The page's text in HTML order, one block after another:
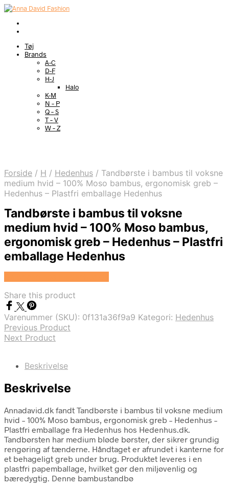
Tøj
Brands
A-C
D-F
H-J
Halo
K-M
N – P
Q – S
T – V
W – Z
Forside / H / Hedenhus / Tandbørste i bambus til voksne
medium hvid – 100% Moso bambus, ergonomisk greb –
Hedenhus – Plastfri emballage Hedenhus
Tandbørste i bambus til voksne
medium hvid – 100% Moso bambus,
ergonomisk greb – Hedenhus – Plastfri
emballage Hedenhus
Share this product
Varenummer (SKU): 0f131a36f9a9 Kategori: Hedenhus
Previous Product
Next Product
Beskrivelse
Beskrivelse
Annadavid.dk fandt Tandbørste i bambus til voksne medium
hvid – 100% Moso bambus, ergonomisk greb – Hedenhus –
Plastfri emballage fra Hedenhus hos Hedenhus.dk.
Tandbørsten har medium bløde børster, der sikrer grundig
rengøring af tænderne. Håndtaget er afrundet i kanterne for
et behageligt greb under brug. Produktet leveres i en
plastfri papemballage, hvilket gør den miljøvenlig og
bæredygtig. Denne bambustandbø